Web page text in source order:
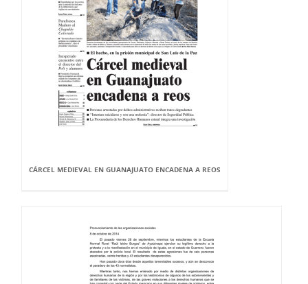
CÁRCEL MEDIEVAL EN GUANAJUATO ENCADENA A REOS